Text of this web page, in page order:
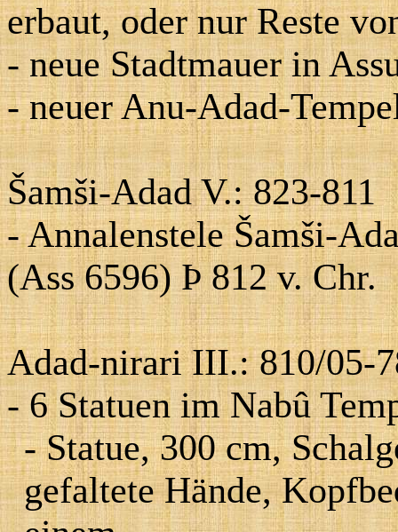
erbaut, oder nur Reste
- neue Stadtmauer in
- neuer Anu-Adad-
Šamši-Adad V.: 823-811
- Annalenstele Šamši-
(Ass 6596)Þ812 v. Chr.
Adad-nirariIII.:810/05-
- 6 Statuen im Nabû
- Statue, 300 cm,
gefaltete Hände,